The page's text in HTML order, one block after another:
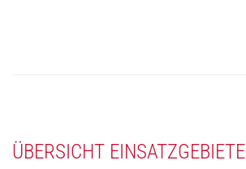
ÜBERSICHT EINSATZGEBIETE